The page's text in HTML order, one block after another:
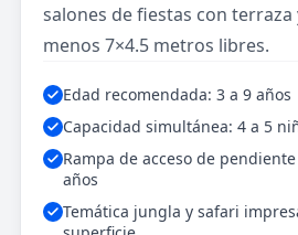
salones de fiestas con terraza
menos 7×4.5 metros libres.
Edad recomendada: 3 a 9 años
Capacidad simultánea: 4 a 5
Rampa de acceso de
años
Temática jungla y safari